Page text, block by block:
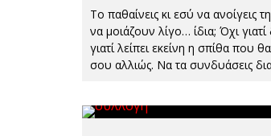
Το παθαίνεις κι εσύ να ανοίγεις
να μοιάζουν λίγο… ίδια; Όχι
γιατί λείπει εκείνη η σπίθα που
σου αλλιώς. Να τα συνδυάσεις